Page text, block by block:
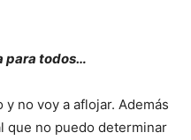
para todos…
no voy a aflojar. Además
que no puedo determinar